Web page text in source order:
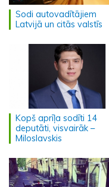
Sodi autovadītājiem
Latvijā un citās valstīs
Kopš aprīļa sodīti 14
deputāti, visvairāk –
Miloslavskis